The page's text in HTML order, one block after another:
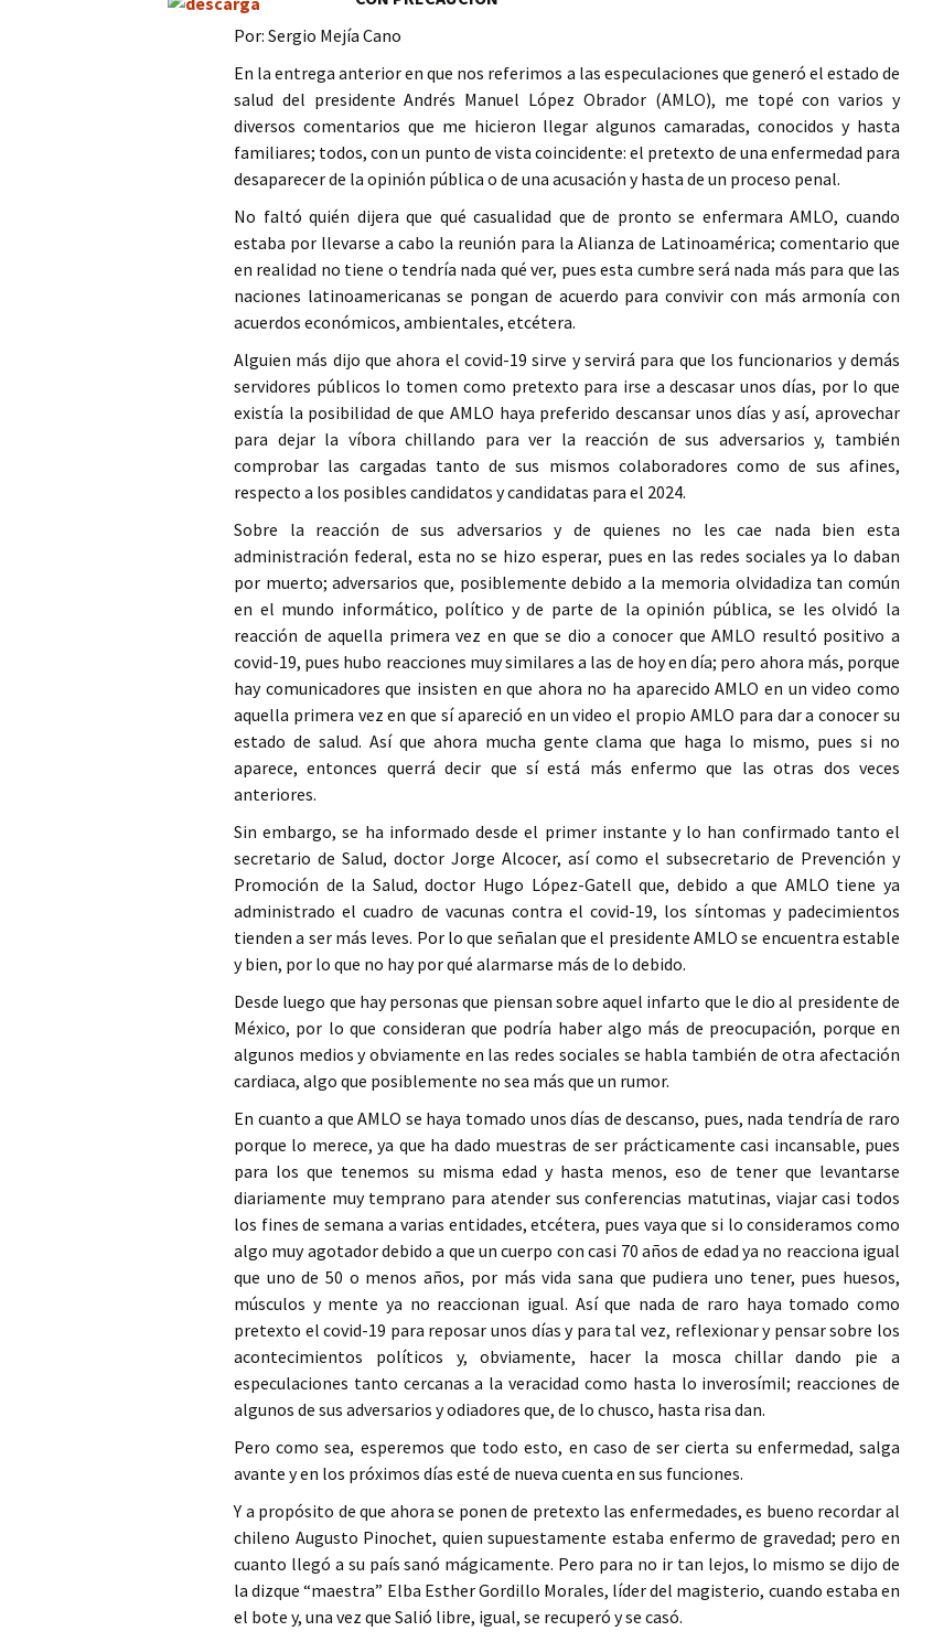
Columna
Opinión
Por: Sergio Mejía Cano
En la entrega anterior en que nos referimos a las especulaciones que generó el estado de
salud del presidente Andrés Manuel López Obrador (AMLO), me topé con varios y
diversos comentarios que me hicieron llegar algunos camaradas, conocidos y hasta
familiares; todos, con un punto de vista coincidente: el pretexto de una enfermedad para
desaparecer de la opinión pública o de una acusación y hasta de un proceso penal.
No faltó quién dijera que qué casualidad que de pronto se enfermara AMLO, cuando
estaba por llevarse a cabo la reunión para la Alianza de Latinoamérica; comentario que
en realidad no tiene o tendría nada qué ver, pues esta cumbre será nada más para que las
naciones latinoamericanas se pongan de acuerdo para convivir con más armonía con
acuerdos económicos, ambientales, etcétera.
Alguien más dijo que ahora el covid-19 sirve y servirá para que los funcionarios y demás
servidores públicos lo tomen como pretexto para irse a descasar unos días, por lo que
existía la posibilidad de que AMLO haya preferido descansar unos días y así, aprovechar
para dejar la víbora chillando para ver la reacción de sus adversarios y, también
comprobar las cargadas tanto de sus mismos colaboradores como de sus afines,
respecto a los posibles candidatos y candidatas para el 2024.
Sobre la reacción de sus adversarios y de quienes no les cae nada bien esta
administración federal, esta no se hizo esperar, pues en las redes sociales ya lo daban
por muerto; adversarios que, posiblemente debido a la memoria olvidadiza tan común
en el mundo informático, político y de parte de la opinión pública, se les olvidó la
reacción de aquella primera vez en que se dio a conocer que AMLO resultó positivo a
covid-19, pues hubo reacciones muy similares a las de hoy en día; pero ahora más, porque
hay comunicadores que insisten en que ahora no ha aparecido AMLO en un video como
aquella primera vez en que sí apareció en un video el propio AMLO para dar a conocer su
estado de salud. Así que ahora mucha gente clama que haga lo mismo, pues si no
aparece, entonces querrá decir que sí está más enfermo que las otras dos veces
anteriores.
Sin embargo, se ha informado desde el primer instante y lo han confirmado tanto el
secretario de Salud, doctor Jorge Alcocer, así como el subsecretario de Prevención y
Promoción de la Salud, doctor Hugo López-Gatell que, debido a que AMLO tiene ya
administrado el cuadro de vacunas contra el covid-19, los síntomas y padecimientos
tienden a ser más leves. Por lo que señalan que el presidente AMLO se encuentra estable
y bien, por lo que no hay por qué alarmarse más de lo debido.
Desde luego que hay personas que piensan sobre aquel infarto que le dio al presidente de
México, por lo que consideran que podría haber algo más de preocupación, porque en
algunos medios y obviamente en las redes sociales se habla también de otra afectación
cardiaca, algo que posiblemente no sea más que un rumor.
En cuanto a que AMLO se haya tomado unos días de descanso, pues, nada tendría de raro
porque lo merece, ya que ha dado muestras de ser prácticamente casi incansable, pues
para los que tenemos su misma edad y hasta menos, eso de tener que levantarse
diariamente muy temprano para atender sus conferencias matutinas, viajar casi todos
los fines de semana a varias entidades, etcétera, pues vaya que si lo consideramos como
algo muy agotador debido a que un cuerpo con casi 70 años de edad ya no reacciona igual
que uno de 50 o menos años, por más vida sana que pudiera uno tener, pues huesos,
músculos y mente ya no reaccionan igual. Así que nada de raro haya tomado como
pretexto el covid-19 para reposar unos días y para tal vez, reflexionar y pensar sobre los
acontecimientos políticos y, obviamente, hacer la mosca chillar dando pie a
especulaciones tanto cercanas a la veracidad como hasta lo inverosímil; reacciones de
algunos de sus adversarios y odiadores que, de lo chusco, hasta risa dan.
Pero como sea, esperemos que todo esto, en caso de ser cierta su enfermedad, salga
avante y en los próximos días esté de nueva cuenta en sus funciones.
Y a propósito de que ahora se ponen de pretexto las enfermedades, es bueno recordar al
chileno Augusto Pinochet, quien supuestamente estaba enfermo de gravedad; pero en
cuanto llegó a su país sanó mágicamente. Pero para no ir tan lejos, lo mismo se dijo de
la dizque “maestra” Elba Esther Gordillo Morales, líder del magisterio, cuando estaba en
el bote y, una vez que Salió libre, igual, se recuperó y se casó.